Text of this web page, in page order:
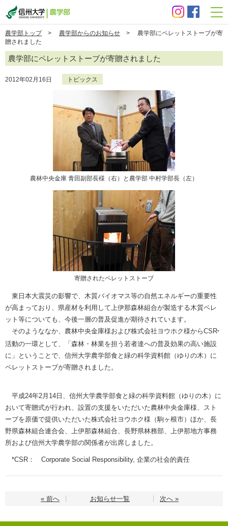
農学部トップ> 農学部からのお知らせ > 農学部にペレットストーブが寄
贈されました
農学部にペレットストーブが寄贈されました
2012年02月16日 トピックス
農林中央金庫 青田副部長様（右）と農学部 中村学部長（左）
寄贈されたペレットストーブ
東日本大震災の影響で、木質バイオマス等の自然エネルギーの重要性
が高まっており、県産材を利用して上伊那森林組合が製造する木質ペレ
ット等についても、今後一層の普及促進が期待されています。
そのようななか、農林中央金庫様および株式会社ヨウホク様からCSR*
活動の一環として、「森林・林業を担う若者達への普及効果の高い施設
に」ということで、信州大学農学部食と緑の科学資料館（ゆりの木）に
ペレットストーブが寄贈されました。
平成24年2月14日、信州大学農学部食と緑の科学資料館（ゆりの木）に
おいて寄贈式が行われ、設置の支援をいただいた農林中央金庫様、スト
ーブを原価で提供いただいた株式会社ヨウホク様（駒ヶ根市）ほか、長
野県森林組合連合会、上伊那森林組合、長野県林務部、上伊那地方事務
所および信州大学農学部の関係者が出席しました。
*CSR： Corporate Social Responsibility, 企業の社会的責任
« 前へ お知らせ一覧 次へ »